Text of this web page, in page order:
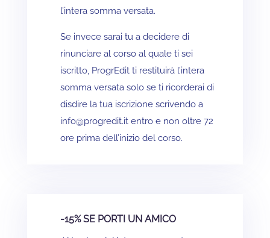
l’intera somma versata.
Se invece sarai tu a decidere di
rinunciare al corso al quale ti sei
iscritto, ProgrEdit ti restituirà l’intera
somma versata solo se ti ricorderai di
disdire la tua iscrizione scrivendo a
info@progredit.it entro e non oltre 72
ore prima dell’inizio del corso.
-15% SE PORTI UN AMICO